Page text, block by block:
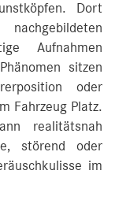
Dort
Aufnahmen
sitzen
oder
Fahrzeug Platz.
realitätsnah
störend oder
im